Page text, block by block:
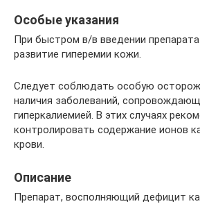
Особые указания
При быстром в/в введении
развитие гиперемии кожи.
Следует соблюдать особую
наличия заболеваний,
гиперкалиемией. В этих случаях
контролировать содержание ионов
крови.
Описание
Препарат, восполняющий дефицит